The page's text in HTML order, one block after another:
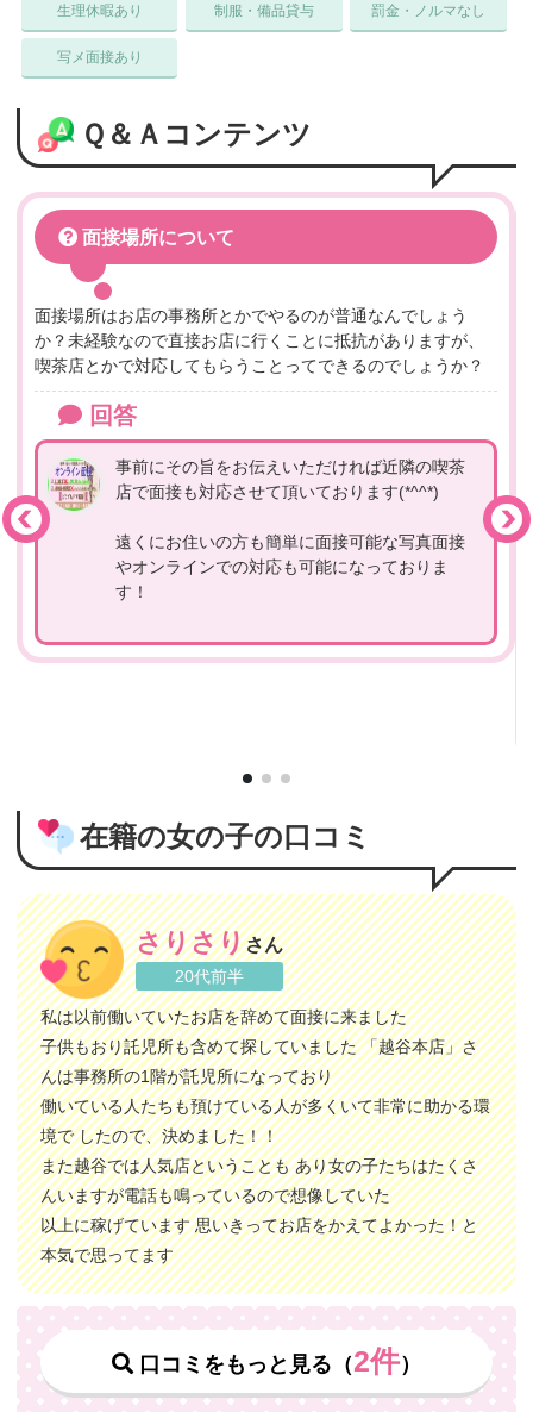
生理休暇あり 制服・備品貸与 罰金・ノルマなし
写メ面接あり
Ｑ＆Ａコンテンツ
面接場所について
面接場所はお店の事務所とかでやるのが普通なんでしょう
か？未経験なので直接お店に行くことに抵抗がありますが、
喫茶店とかで対応してもらうことってできるのでしょうか？
回答
事前にその旨をお伝えいただければ近隣の喫茶
店で面接も対応させて頂いております(*^^*)
遠くにお住いの方も簡単に面接可能な写真面接
やオンラインでの対応も可能になっておりま
す！
在籍の女の子の口コミ
さりさりさん
20代前半
私は以前働いていたお店を辞めて面接に来ました
子供もおり託児所も含めて探していました 「越谷本店」さ
んは事務所の1階が託児所になっており
働いている人たちも預けている人が多くいて非常に助かる環
境で したので、決めました！！
また越谷では人気店ということも あり女の子たちはたくさ
んいますが電話も鳴っているので想像していた
以上に稼げています 思いきってお店をかえてよかった！と
本気で思ってます
口コミをもっと見る（2件）